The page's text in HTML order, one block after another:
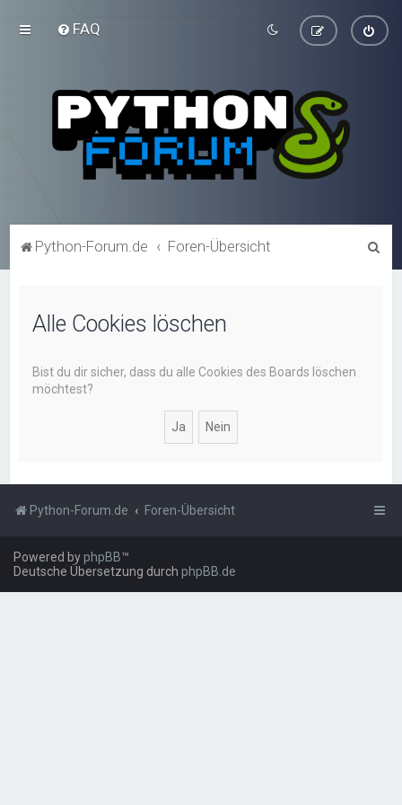
FAQ
Python-Forum.de Foren-Übersicht
Alle Cookies löschen
Bist du dir sicher, dass du alle Cookies des Boards löschen
möchtest?
Python-Forum.de Foren-Übersicht
Powered byphpBB™
Deutsche Übersetzung durch phpBB.de